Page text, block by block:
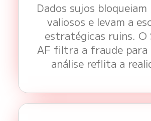
Dados sujos
valiosos e levam a
estratégicas ruins. O
AF filtra a fraude para
análise reflita a